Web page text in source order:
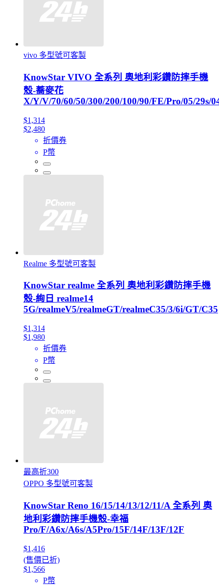
vivo 多型號可客製
KnowStar VIVO 全系列 奧地利彩鑽防摔手機
殼-蕎麥花
X/Y/V/70/60/50/300/200/100/90/FE/Pro/05/29s/
$1,314
$2,480
折價券
P幣
Realme 多型號可客製
KnowStar realme 全系列 奧地利彩鑽防摔手機
殼-絢日 realme14
5G/realmeV5/realmeGT/realmeC35/3/6i/GT/C35
$1,314
$1,980
折價券
P幣
最高折300
OPPO 多型號可客製
KnowStar Reno 16/15/14/13/12/11/A 全系列 奧
地利彩鑽防摔手機殼-幸福
Pro/F/A6x/A6s/A5Pro/15F/14F/13F/12F
$1,416
(售價已折)
$1,566
P幣